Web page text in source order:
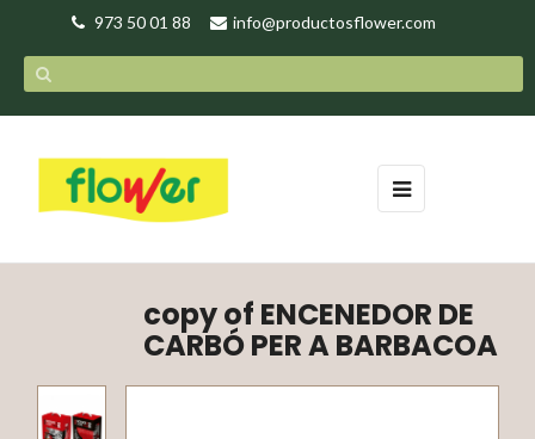
973 50 01 88 info@productosflower.com
Toggle
navigation
☰
copy of ENCENEDOR DE
CARBÓ PER A BARBACOA